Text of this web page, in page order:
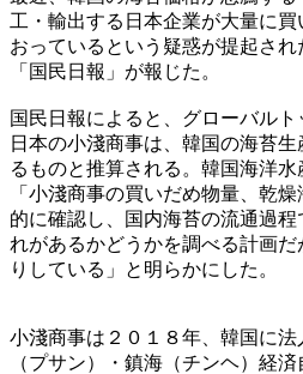
工・輸出する日本企業が大量に
おっているという疑惑が提起さ
「国民日報」が報じた。
国民日報によると、グローバル
日本の小淺商事は、韓国の海苔
るものと推算される。韓国海洋
「小淺商事の買いだめ物量、乾
的に確認し、国内海苔の流通過
れがあるかどうかを調べる計画
りしている」と明らかにした。
小淺商事は２０１８年、韓国に
（プサン）・鎮海（チンヘ）経